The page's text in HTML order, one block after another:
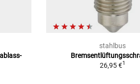
stahlbus
26,95 €1